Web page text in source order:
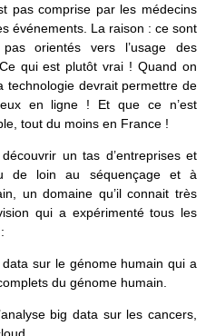
pas comprise par les médecins
événements. La raison : ce sont
orientés vers l’usage des
qui est plutôt vrai ! Quand on
technologie devrait permettre de
en ligne ! Et que ce n’est
tout du moins en France !
un tas d’entreprises et
de loin au séquençage et à
un domaine qu’il connait très
qui a expérimenté tous les
sur le génome humain qui a
du génome humain.
big data sur les cancers,